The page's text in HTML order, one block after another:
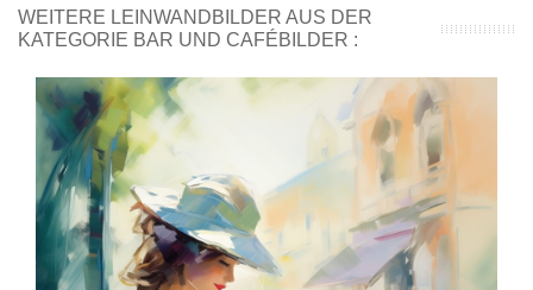
WEITERE LEINWANDBILDER AUS DER
KATEGORIE BAR UND CAFÉBILDER :